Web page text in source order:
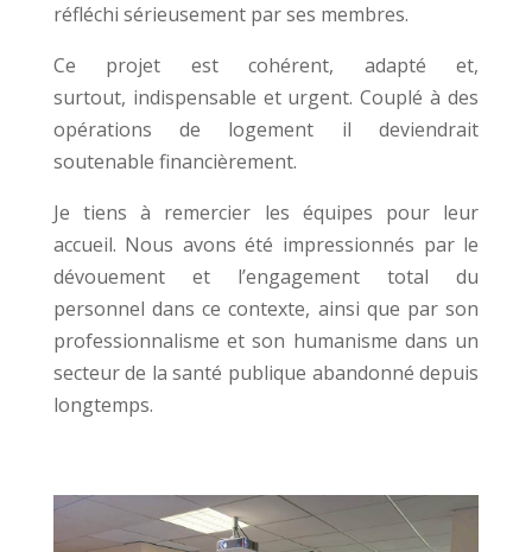
réfléchi sérieusement par ses membres.
Ce projet est cohérent, adapté et,
surtout, indispensable et urgent. Couplé à des
opérations de logement il deviendrait
soutenable financièrement.
Je tiens à remercier les équipes pour leur
accueil. Nous avons été impressionnés par le
dévouement et l’engagement total du
personnel dans ce contexte, ainsi que par son
professionnalisme et son humanisme dans un
secteur de la santé publique abandonné depuis
longtemps.